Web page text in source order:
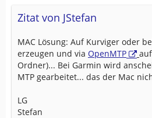
Zitat von JStefan
MAC Lösung: Auf Kurviger oder
erzeugen und via OpenMTP
Ordner)... Bei Garmin wird
MTP gearbeitet... das der Mac
LG
Stefan